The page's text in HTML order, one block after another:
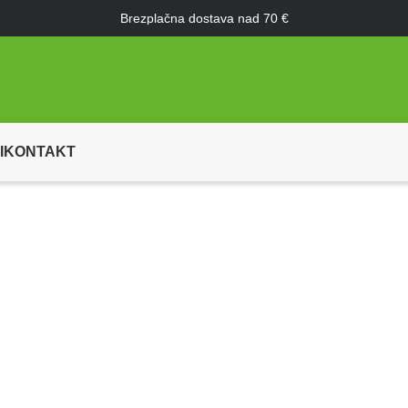
Brezplačna dostava nad 70 €
KONTAKT